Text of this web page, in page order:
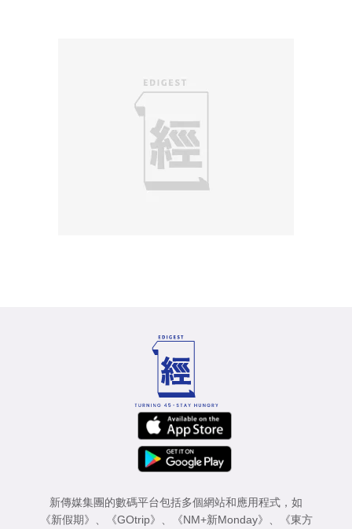
新傳媒集團的數碼平台包括多個網站和應用程式，如
《新假期》
《GOtrip》 《NM+新Monday》
《東方